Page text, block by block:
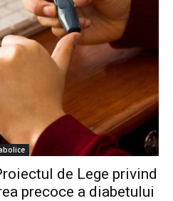
de Lege privind
precoce a diabetului